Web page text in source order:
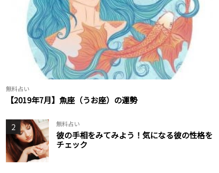
無料占い
【2019年7月】魚座（うお座）の運勢
2 無料占い
彼の手相をみてみよう！気になる彼の性格を
チェック